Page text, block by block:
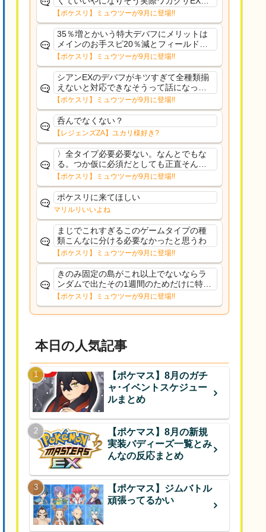
さえあんまり行ってないや
【ポケスリ】ミュウツーが9月に登場!!
35％増とかいう特大デバフにメリットは
メインのお手スピ20％減とフィールド効
果のみフェアリーノーマルとか引いたら
まともに料理も作れないし終わり控えめ
に言ってカス
【ポケスリ】ミュウツーが9月に登場!!
シアンEXのデバフがキツすぎて全種類揃
えないと対応できなそうって話になって
るわ
【ポケスリ】ミュウツーが9月に登場!!
呑んでなくない？
【レジェンズZA】ユカリ様好き?
〉全タイプ必要必要ない。なんとでもな
る。つか仮に必須だとしても正直そんな
もんに付き合う気は無い。運営は時間の
リソースを甘く見すぎなのよ。ポケスリ
やったことないやろうなと思ってる。〉
ラピスEX最短二年後...
【ポケスリ】ミュウツーが9月に登場!!
ポケスリに来てほしい
マリルリいいよね
まじでこれすぎるこのゲームタイプの種
類こんなに分ける必要なかったと思うわ
【ポケスリ】ミュウツーが9月に登場!!
きのみ固定の島がこれ以上でないならラ
ンダムで出たその1週間のためだけに特定
のタイプにリソース割くのなんだかむな
しい気がするわ出番がないってわけじゃ
ないから無駄ではないんだけど
【ポケスリ】ミュウツーが9月に登場!!
本日の人気記事
【ポケマス】8月のガチ
ャ･イベントスケジュー
ルまとめ
【ポケマス】8月の新規
実装バディーズ一覧とみ
んなの反応まとめ
【ポケマス】ジムバトル
頑張ってるかい